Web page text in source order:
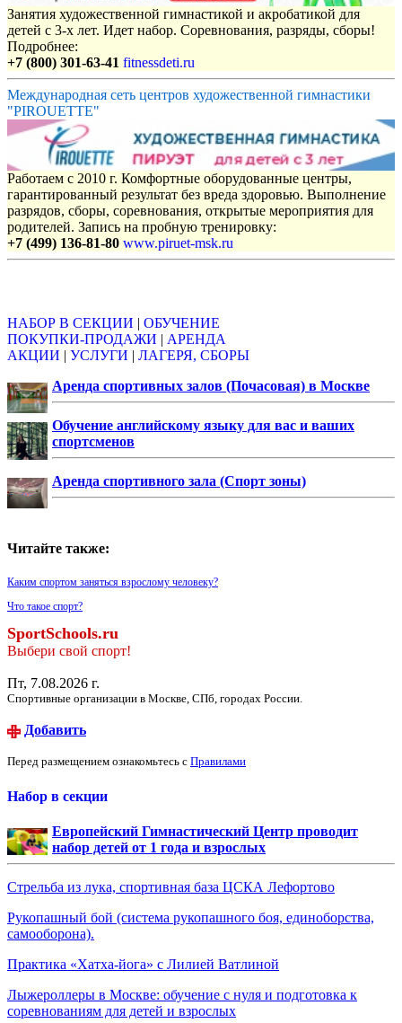
Занятия художественной гимнастикой и акробатикой для
детей с 3-х лет. Идет набор. Соревнования, разряды, сборы!
Подробнее:
+7 (800) 301-63-41 fitnessdeti.ru
Международная сеть центров художественной гимнастики
"PIROUETTE"
Работаем с 2010 г. Комфортные оборудованные центры,
гарантированный результат без вреда здоровью. Выполнение
разрядов, сборы, соревнования, открытые мероприятия для
родителей. Запись на пробную тренировку:
+7 (499) 136-81-80 www.piruet-msk.ru
НАБОР В СЕКЦИИ | ОБУЧЕНИЕ
ПОКУПКИ-ПРОДАЖИ | АРЕНДА
АКЦИИ | УСЛУГИ | ЛАГЕРЯ, СБОРЫ
Аренда спортивных залов (Почасовая) в Москве
Обучение английскому языку для вас и ваших
спортсменов
Аренда спортивного зала (Спорт зоны)
Читайте также:
Каким спортом заняться взрослому человеку?
Что такое спорт?
SportSchools.ru
Выбери свой спорт!
Пт, 7.08.2026 г.
Спортивные организации в Москве, СПб, городах России.
Добавить
Перед размещением ознакомьтесь с Правилами
Набор в секции
Европейский Гимнастический Центр проводит
набор детей от 1 года и взрослых
Стрельба из лука, спортивная база ЦСКА Лефортово
Рукопашный бой (система рукопашного боя, единоборства,
самооборона).
Практика «Хатха-йога» с Лилией Ватлиной
Лыжероллеры в Москве: обучение с нуля и подготовка к
соревнованиям для детей и взрослых